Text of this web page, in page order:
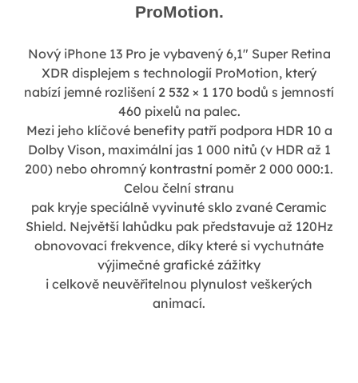
ProMotion.
Nový iPhone 13 Pro je vybavený 6,1" Super Retina
XDR displejem s technologií ProMotion, který
nabízí jemné rozlišení 2 532 × 1 170 bodů s jemností
460 pixelů na palec.
Mezi jeho klíčové benefity patří podpora HDR 10 a
Dolby Vison, maximální jas 1 000 nitů (v HDR až 1
200) nebo ohromný kontrastní poměr 2 000 000:1.
Celou čelní stranu
pak kryje speciálně vyvinuté sklo zvané Ceramic
Shield. Největší lahůdku pak představuje až 120Hz
obnovovací frekvence, díky které si vychutnáte
výjimečné grafické zážitky
i celkově neuvěřitelnou plynulost veškerých
animací.